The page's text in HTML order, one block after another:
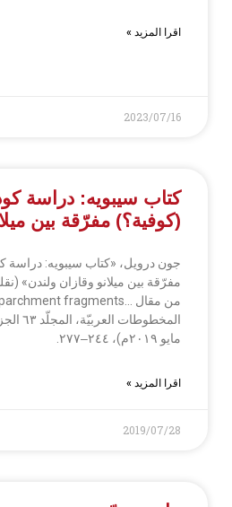
اقرا المزيد »
2023/07/16
كتاب سيبويه: دراسة
(كوفية؟) مفرّقة بين
جون درويل، «كتاب سيبويه: دراسة
مفرّقة بين ميلانو وقازان ولندن»
مايو ٢٠١٩م)، ٢٤٤‒٢٧٧.
اقرا المزيد »
2019/07/28